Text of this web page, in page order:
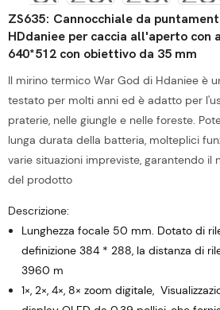
ZS635: Cannocchiale da
HDdaniee per caccia all'aperto con
640*512 con obiettivo da 35 mm
Il mirino termico War God di Hdaniee è
testato per molti anni ed è adatto per
praterie, nelle giungle e nelle foreste.
lunga durata della batteria, molteplici
varie situazioni impreviste, garantendo il
del prodotto
Descrizione:
Lunghezza focale 50 mm. Dotato di
definizione 384 * 288, la distanza di
3960 m
1×, 2×, 4×, 8× zoom digitale,